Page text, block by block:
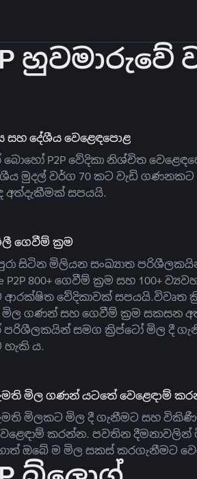
හුවමාරුවේ
සහ දේශීය වෙළෙඳපොළ
P2P වේදිකා නිශ්චිත
මුදල් වර්ග 70 කට වැඩි
අත්දැකීමක් සපයයි.
ගෙවීම් ක්‍රම
සිටින මිලියන සංඛ්‍යාත
P2P 800+ ගෙවීම් ක්‍රම සහ 100+
වේදිකාවක් සපයයි.විවෘත
මිල ගණන් සහ ගෙවීම් ක්‍රම සකසන
සමග ක්‍රිප්ටෝ මිල දී
ය.
මිල ගණන් යටතේ වෙළෙඳාම්
මිලකට මිල දී ගැනීමට සහ
කරන්න. පවතින
ඔබේ ම මිල සකස් කරගැනීමට